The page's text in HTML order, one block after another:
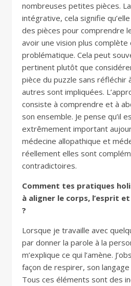
nombreuses petites pièces.
intégrative, cela signifie
des pièces pour comprendre
avoir une vision plus complète
problématique. Cela peut
pertinent plutôt que
pièce du puzzle sans réfléchir
autres sont impliquées.
consiste à comprendre et à
son ensemble. Je pense qu’il
extrêmement important
médecine allopathique et
réellement elles sont
contradictoires.
Comment tes pratiques
à aligner le corps, l’esprit
?
Lorsque je travaille avec
par donner la parole à la
m’explique ce qui l’amène.
façon de respirer, son
Tous ces éléments sont des